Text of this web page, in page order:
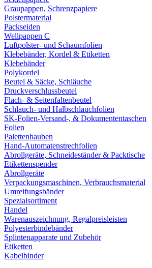
Graupappen, Schrenzpapiere
Polstermaterial
Packseiden
Wellpappen C
Luftpolster- und Schaumfolien
Klebebänder, Kordel & Etiketten
Klebebänder
Polykordel
Beutel & Säcke, Schläuche
Druckverschlussbeutel
Flach- & Seitenfaltenbeutel
Schlauch- und Halbschlauchfolien
SK-Folien-Versand-, & Dokumententaschen
Folien
Palettenhauben
Hand-Automatenstrechfolien
Abrollgeräte, Schneideständer & Packtische
Etikettenspender
Abrollgeräte
Verpackungsmaschinen, Verbrauchsmaterial
Umreifungsbänder
Spezialsortiment
Handel
Warenauszeichnung, Regalpreisleisten
Polyesterbindebänder
Splintenapparate und Zubehör
Etiketten
Kabelbinder